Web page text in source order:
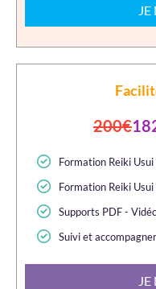
200€
Formation Reiki Usui
Formation Reiki
Supports PDF -
Suivi et